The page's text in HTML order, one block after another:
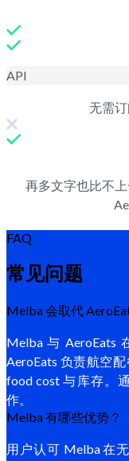
API
无需
再多文字也比不
FAQ
常见问题
Melba 会取代
Melba 与 AeroEats
AeroEats 负责航空
food cost 与库存。
作。
Melba 有哪些优势？
用户认可 Melba 在